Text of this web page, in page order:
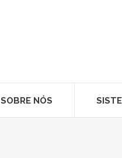
SOBRE NÓS